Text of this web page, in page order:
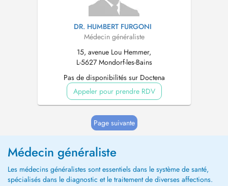
DR. HUMBERT FURGONI
Médecin généraliste
15, avenue Lou Hemmer,
L-5627 Mondorf-les-Bains
Pas de disponibilités sur Doctena
Appeler pour prendre RDV
Page suivante
Médecin généraliste
Les médecins généralistes sont essentiels dans le système de santé,
spécialisés dans le diagnostic et le traitement de diverses affections.